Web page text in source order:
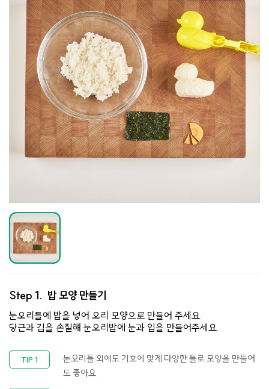
Step 1. 밥 모양 만들기
눈오리틀에 밥을 넣어 오리 모양으로 만들어 주세요.
당근과 김을 손질해 눈오리밥에 눈과 입을 만들어주세요.
눈오리틀 외에도 기호에 맞게 다양한 틀로 모양을 만들어
도 좋아요.